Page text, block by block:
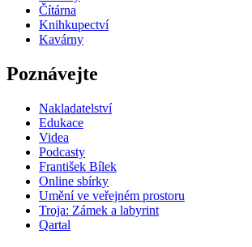
Čítárna
Knihkupectví
Kavárny
Poznávejte
Nakladatelství
Edukace
Videa
Podcasty
František Bílek
Online sbírky
Umění ve veřejném prostoru
Troja: Zámek a labyrint
Qartal